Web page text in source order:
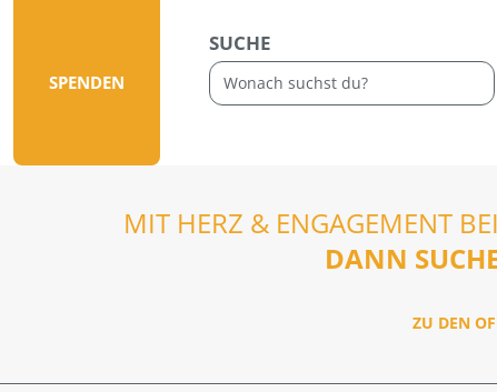
SPENDEN
SUCHE
MIT HERZ & ENGAGEMENT
DANN
ZU DEN